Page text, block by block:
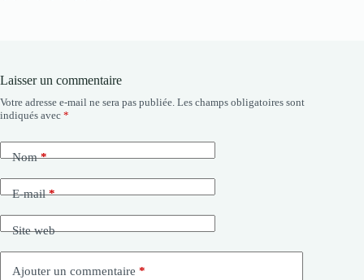
Laisser un commentaire
Votre adresse e-mail ne sera pas publiée. Les champs obligatoires sont
indiqués avec *
Nom*
E-mail*
Site web
Ajouter un commentaire *